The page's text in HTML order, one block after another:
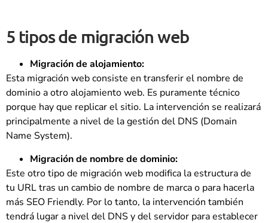
5 tipos de migración web
Migración de alojamiento:
Esta migración web consiste en transferir el nombre de
dominio a otro alojamiento web. Es puramente técnico
porque hay que replicar el sitio. La intervención se realizará
principalmente a nivel de la gestión del DNS (Domain
Name System).
Migración de nombre de dominio:
Este otro tipo de migración web modifica la estructura de
tu URL tras un cambio de nombre de marca o para hacerla
más SEO Friendly. Por lo tanto, la intervención también
tendrá lugar a nivel del DNS y del servidor para establecer